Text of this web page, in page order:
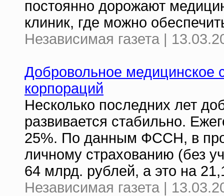
постоянно дорожают
клиник, где можно
Независимая газета |
Добровольное медицинское
корпораций
Несколько последних лет
развивается стабильно.
25%. По данным ФССН, в
личному страхованию (без
64 млрд. рублей, а это на
Независимая газета |